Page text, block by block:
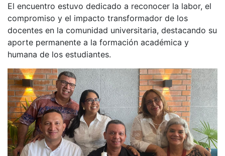
El encuentro estuvo dedicado a reconocer la labor, el
compromiso y el impacto transformador de los
docentes en la comunidad universitaria, destacando su
aporte permanente a la formación académica y
humana de los estudiantes.